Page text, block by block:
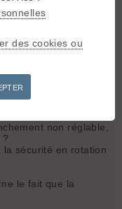
sur d'avoir tout
la talonnière
soit avec
non réglable,
?
sécurité en rotation
le fait que la
des cookies ou